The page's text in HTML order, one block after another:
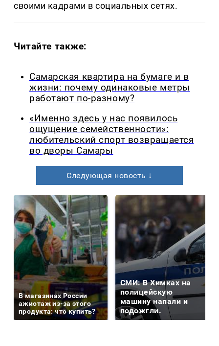
своими кадрами в социальных сетях.
Читайте также:
Самарская квартира на бумаге и в
жизни: почему одинаковые метры
работают по-разному?
«Именно здесь у нас появилось
ощущение семейственности»:
любительский спорт возвращается
во дворы Самары
Следующая новость ↓
В магазинах России
ажиотаж из-за этого
продукта: что купить?
СМИ: В Химках на
полицейскую
машину напали и
подожгли.